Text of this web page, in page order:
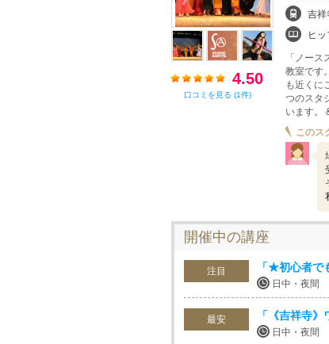
4.50
口コミを見る (1件)
吉祥
ヒッ
「ノー
教室です
も近くに
つのスタ
います。
このス
開催中の講座
注目 「★初心者
日中・夜間
最安 「《吉祥寺
日中・夜間